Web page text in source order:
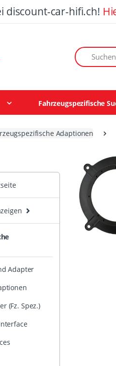
discount-car-hifi.ch!
Suchen
Fahrzeugspezifische
Adaptionen
Adapter
(Fz. Spez.)